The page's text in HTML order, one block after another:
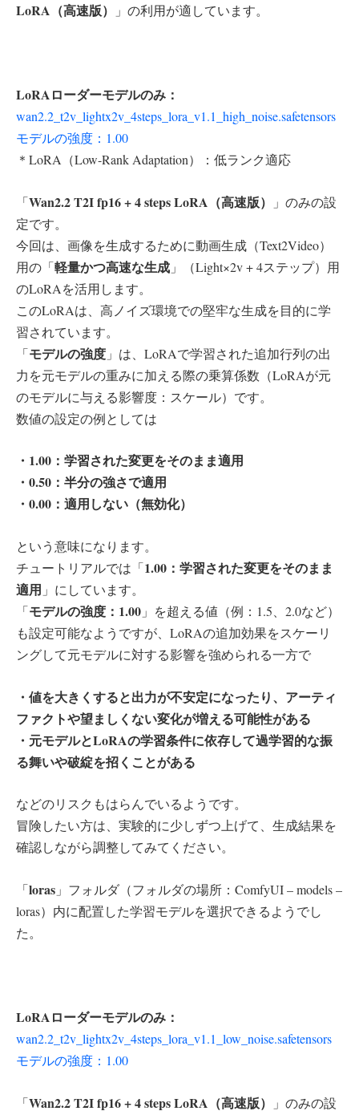
LoRA（高速版）
」の利用が適しています。
LoRAローダーモデルのみ：
wan2.2_t2v_lightx2v_4steps_lora_v1.1_high_noise.safetensors
モデルの強度：1.00
＊LoRA（Low-Rank Adaptation）：低ランク適応
「Wan2.2 T2I fp16 + 4 steps LoRA（高速版）
」のみの設
定です。
今回は、画像を生成するために動画生成（Text2Video）
用の「軽量かつ高速な生成 」（Light×2v + 4ステップ）用
のLoRAを活用します。
このLoRAは、高ノイズ環境での堅牢な生成を目的に学
習されています。
「モデルの強度 」は、LoRAで学習された追加行列の出
力を元モデルの重みに加える際の乗算係数（LoRAが元
のモデルに与える影響度：スケール）です。
数値の設定の例としては
・1.00：学習された変更をそのまま適用
・0.50：半分の強さで適用
・0.00：適用しない（無効化）
という意味になります。
チュートリアルでは「1.00：学習された変更をそのまま
適用 」にしています。
「モデルの強度：1.00 」を超える値（例：1.5、2.0など）
も設定可能なようですが、LoRAの追加効果をスケーリ
ングして元モデルに対する影響を強められる一方で
・値を大きくすると出力が不安定になったり、アーティ
ファクトや望ましくない変化が増える可能性がある
・元モデルとLoRAの学習条件に依存して過学習的な振
る舞いや破綻を招くことがある
などのリスクもはらんでいるようです。
冒険したい方は、実験的に少しずつ上げて、生成結果を
確認しながら調整してみてください。
「loras 」フォルダ（フォルダの場所：ComfyUI – models –
loras）内に配置した学習モデルを選択できるようでし
た。
LoRAローダーモデルのみ：
wan2.2_t2v_lightx2v_4steps_lora_v1.1_low_noise.safetensors
モデルの強度：1.00
「Wan2.2 T2I fp16 + 4 steps LoRA（高速版） 」のみの設